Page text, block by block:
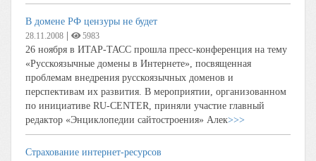
В домене РФ цензуры не будет
28.11.2008 5983
26 ноября в ИТАР-ТАСС прошла пресс-конференция на тему
«Русскоязычные домены в Интернете», посвященная
проблемам внедрения русскоязычных доменов и
перспективам их развития. В мероприятии, организованном
по инициативе RU-CENTER, приняли участие главный
редактор «Энциклопедии сайтостроения» Алек>>>
Страхование интернет-ресурсов